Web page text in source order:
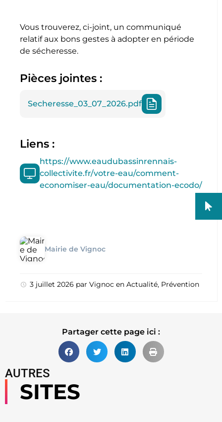
Vous trouverez, ci-joint, un communiqué
relatif aux bons gestes à adopter en période
de sécheresse.
Pièces jointes :
Secheresse_03_07_2026.pdf
Liens :
https://www.eaudubassinrennais-
collectivite.fr/votre-eau/comment-
economiser-eau/documentation-ecodo/
Mairie de Vignoc
3 juillet 2026 par Vignoc en Actualité, Prévention
Partager cette page ici :
AUTRES
SITES